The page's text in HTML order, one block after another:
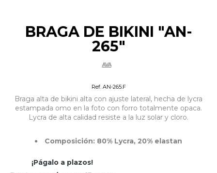
BRAGA DE BIKINI "AN-
265"
AVA
Ref. AN-265.F
Braga alta de bikini alta con ajuste lateral, hecha de lycra
estampada omo en la foto con forro totalmente opaca.
Lycra de alta calidad resiste a la luz solar y cloro.
Composición: 80% Lycra, 20% elastan